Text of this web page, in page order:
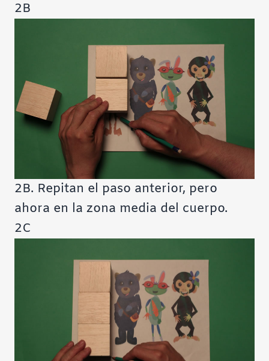
2B
2B. Repitan el paso anterior, pero
ahora en la zona media del cuerpo.
2C